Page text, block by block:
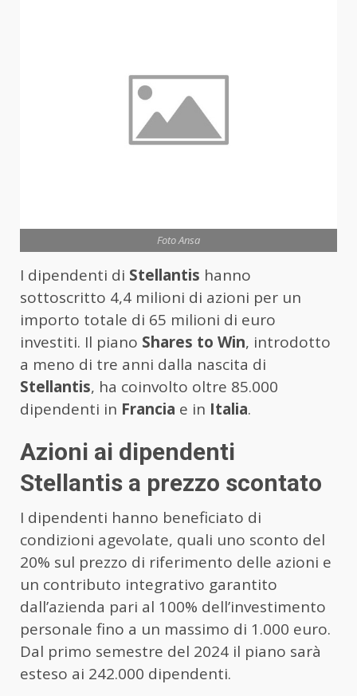
Foto Ansa
I dipendenti di Stellantis hanno
sottoscritto 4,4 milioni di azioni per un
importo totale di 65 milioni di euro
investiti. Il piano Shares to Win, introdotto
a meno di tre anni dalla nascita di
Stellantis, ha coinvolto oltre 85.000
dipendenti in Francia e in Italia.
Azioni ai dipendenti
Stellantis a prezzo scontato
I dipendenti hanno beneficiato di
condizioni agevolate, quali uno sconto del
20% sul prezzo di riferimento delle azioni e
un contributo integrativo garantito
dall’azienda pari al 100% dell’investimento
personale fino a un massimo di 1.000 euro.
Dal primo semestre del 2024 il piano sarà
esteso ai 242.000 dipendenti.